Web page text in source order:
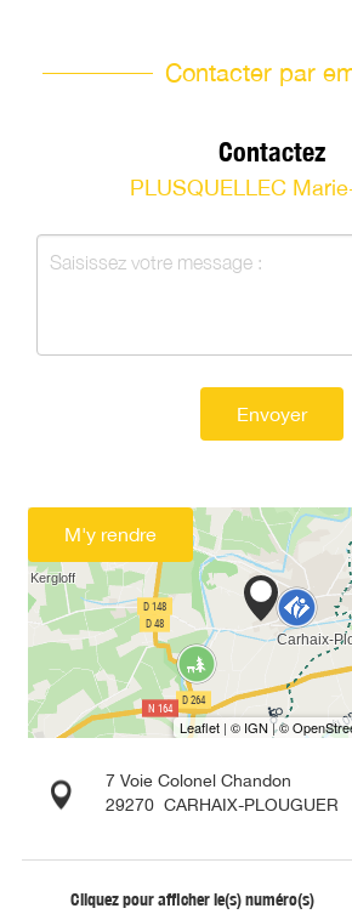
Contacter par
Contactez
PLUSQUELLEC
Envoyer
M'y rendre
7 Voie Colonel Chandon
29270 CARHAIX-PLOUGUER
Cliquez pour afficher le(s) numéro(s)